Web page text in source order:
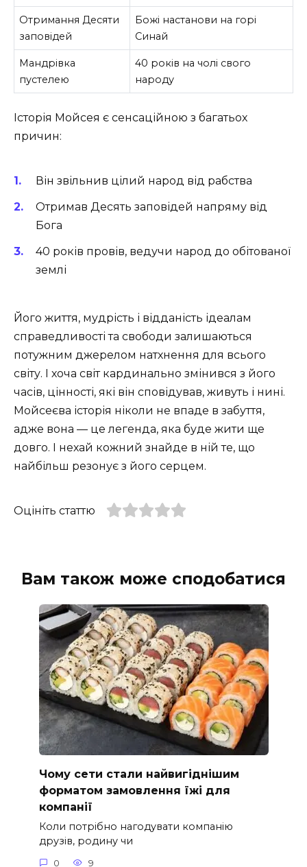
Отримання Десяти
заповідей
Божі настанови на горі
Синай
Мандрівка
пустелею
40 років на чолі свого
народу
Історія Мойсея є сенсаційною з багатьох
причин:
Він звільнив цілий народ від рабства
Отримав Десять заповідей напряму від
Бога
40 років провів, ведучи народ до обітованої
землі
Його життя, мудрість і відданість ідеалам
справедливості та свободи залишаються
потужним джерелом натхнення для всього
світу. І хоча світ кардинально змінився з його
часів, цінності, які він сповідував, живуть і нині.
Мойсеєва історія ніколи не впаде в забуття,
адже вона — це легенда, яка буде жити ще
довго. І нехай кожний знайде в ній те, що
найбільш резонує з його серцем.
Оцініть статтю
Вам також може сподобатися
Чому сети стали найвигіднішим
форматом замовлення їжі для
компанії
Коли потрібно нагодувати компанію
друзів, родину чи
0 9